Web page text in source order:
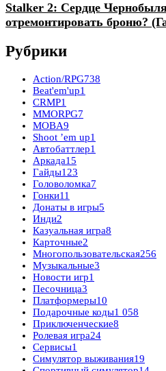
Stalker 2: Сердце
отремонтировать броню?
Рубрики
Action/RPG738
Beat'em'up1
CRMP1
MMORPG7
MOBA9
Shoot ’em up1
Автобаттлер1
Аркада15
Гайды123
Головоломка7
Гонки11
Донаты в игры5
Инди2
Казуальная игра8
Карточные2
Многопользовательская256
Музыкальные3
Новости игр1
Песочница3
Платформеры10
Подарочные коды1 058
Приключенческие8
Ролевая игра24
Сервисы1
Симулятор выживания19